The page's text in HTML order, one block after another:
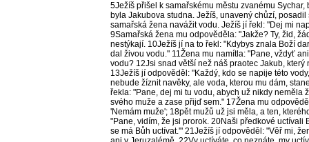
5Ježíš přišel k samařskému městu zvanému
byla Jakubova studna. Ježíš, unavený chůzí,
samařská žena navážit vodu. Ježíš jí řekl: "Dej mi
9Samařská žena mu odpověděla: "Jakže? Ty, žid,
nestýkají. 10Ježíš jí na to řekl: "Kdybys znala Boží
dal živou vodu." 11Žena mu namítla: "Pane, vždyť
vodu? 12Jsi snad větší než náš praotec Jakub,
13Ježíš jí odpověděl: "Každý, kdo se napije této
nebude žíznit navěky, ale voda, kterou mu dám,
řekla: "Pane, dej mi tu vodu, abych už nikdy neměla
svého muže a zase přijď sem." 17Žena mu
'Nemám muže'; 18pět mužů už jsi měla, a ten,
"Pane, vidím, že jsi prorok. 20Naši předkové uctívali
se má Bůh uctívat.'" 21Ježíš jí odpověděl: "Věř mi,